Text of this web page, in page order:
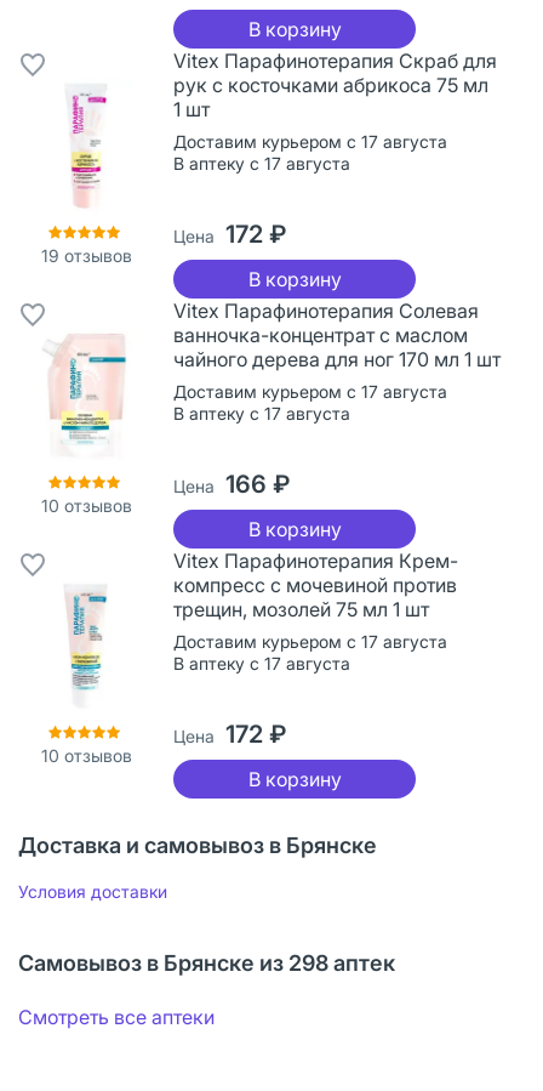
В корзину
19 отзывов
Vitex Парафинотерапия Скраб для
рук с косточками абрикоса 75 мл
1 шт
Доставим курьером с 17 августа
В аптеку с 17 августа
Цена 172 ₽
В корзину
10 отзывов
Vitex Парафинотерапия Солевая
ванночка-концентрат с маслом
чайного дерева для ног 170 мл 1 шт
Доставим курьером с 17 августа
В аптеку с 17 августа
Цена 166 ₽
В корзину
10 отзывов
Vitex Парафинотерапия Крем-
компресс с мочевиной против
трещин, мозолей 75 мл 1 шт
Доставим курьером с 17 августа
В аптеку с 17 августа
Цена 172 ₽
В корзину
Доставка и самовывоз в Брянске
Условия доставки
Самовывоз в Брянске из 298 аптек
Смотреть все аптеки